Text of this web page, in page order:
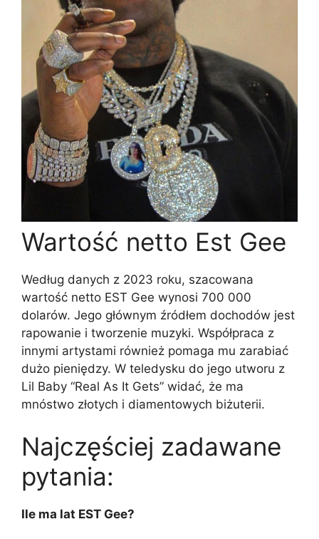
Wartość netto Est Gee
Według danych z 2023 roku, szacowana
wartość netto EST Gee wynosi 700 000
dolarów. Jego głównym źródłem dochodów jest
rapowanie i tworzenie muzyki. Współpraca z
innymi artystami również pomaga mu zarabiać
dużo pieniędzy. W teledysku do jego utworu z
Lil Baby “Real As It Gets” widać, że ma
mnóstwo złotych i diamentowych biżuterii.
Najczęściej zadawane
pytania:
Ile ma lat EST Gee?